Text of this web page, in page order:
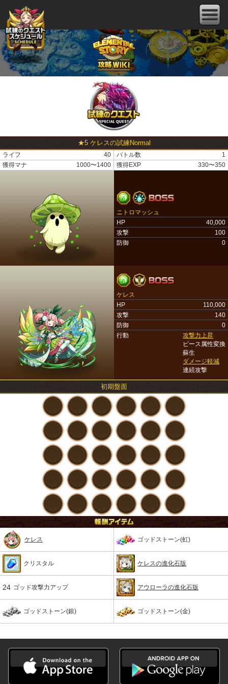
★5 ケレスの試練Normal
ライフ 40 バトル数
1
獲得マナ
1000〜1400 獲得EXP 330〜350
ニトロマッシュ
HP
40,000
攻撃
100
防御
0
ケレス
HP
110,000
攻撃
140
防御
0
行動
攻撃力上昇
ピース属性変換
蘇生
ダメージ軽減
連続攻撃
初期盤面
ケレス ゴッドストーン(虹)
クリスタル ケレスの進化石版
24 ゴッド攻撃力アップ アウローラの進化石版
ゴッドストーン(銀) ゴッドストーン(金)